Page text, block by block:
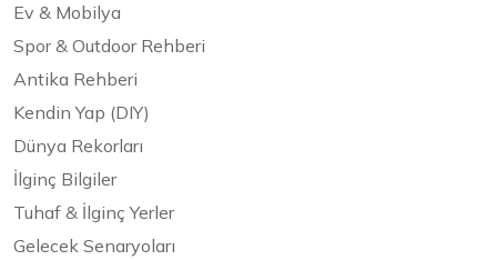
Ev & Mobilya
Spor & Outdoor Rehberi
Antika Rehberi
Kendin Yap (DIY)
Dünya Rekorları
İlginç Bilgiler
Tuhaf & İlginç Yerler
Gelecek Senaryoları